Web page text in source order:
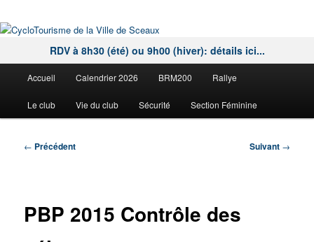
RDV à 8h30 (été) ou 9h00 (hiver): détails ici...
principal
Accueil Calendrier 2026 BRM200 Rallye
Le club Vie du club Sécurité Section Féminine
Navigation
← Précédent Suivant →
PBP 2015 Contrôle des